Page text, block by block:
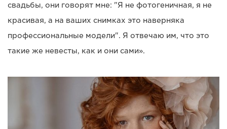
свадьбы, они говорят мне: "Я не фотогеничная, я не
красивая, а на ваших снимках это наверняка
профессиональные модели". Я отвечаю им, что это
такие же невесты, как и они сами».